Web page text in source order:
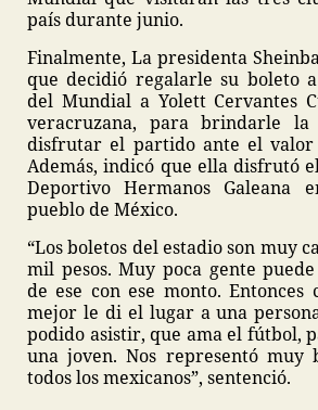
país durante junio.
Finalmente, La presidenta
que decidió regalarle su boleto
del Mundial a Yolett Cervantes
veracruzana, para brindarle la
disfrutar el partido ante el valor
Además, indicó que ella disfrutó
Deportivo Hermanos Galeana
pueblo de México.
“Los boletos del estadio son muy
mil pesos. Muy poca gente
de ese con ese monto. Entonces
mejor le di el lugar a una
podido asistir, que ama el fútbol,
una joven. Nos representó muy
todos los mexicanos”, sentenció.